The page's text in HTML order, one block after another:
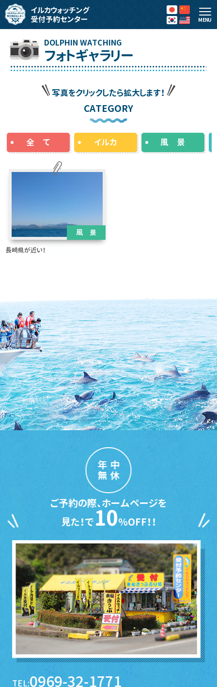
MENU
フォトギャラリー
写真をクリックしたら拡大します！
CATEGORY
全 て イルカ 風 景
風 景
長崎県が近い！
年中
無休
ご予約の際、ホームページを
見た！で10％OFF！！
TEL:0969-32-1771